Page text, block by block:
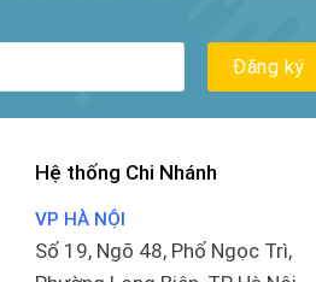
Hệ thống Chi Nhánh
VP HÀ NỘI
Số 19, Ngõ 48, Phố Ngọc Trì,